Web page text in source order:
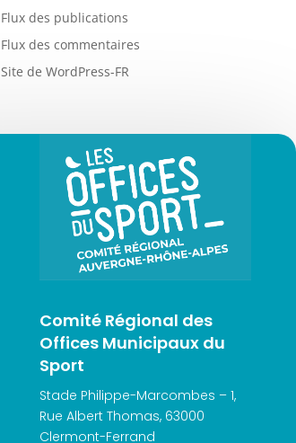
Flux des publications
Flux des commentaires
Site de WordPress-FR
Comité Régional des
Offices Municipaux du
Sport
Stade Philippe-Marcombes – 1,
Rue Albert Thomas, 63000
Clermont-Ferrand